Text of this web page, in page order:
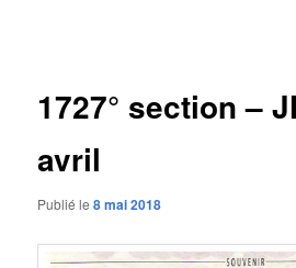
1727° section –
avril
Publié le8 mai 2018